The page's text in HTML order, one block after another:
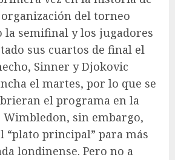
del torneo
semifinal y los jugadores
sus cuartos de final el
Sinner y Djokovic
el martes, por lo que se
el programa en la
Wimbledon, sin embargo,
principal” para más
londinense. Pero no a